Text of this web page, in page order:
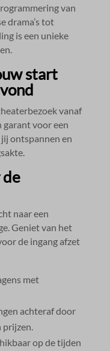
van
drama’s tot
is een unieke
start
vanaf
garant voor een
ontspannen en
de
naar een
Geniet van het
de ingang afzet
met
achteraf door
op de tijden